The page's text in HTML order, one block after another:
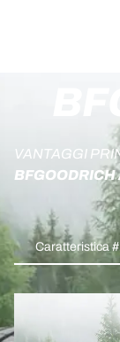
VANTAGGI
Caratteristica